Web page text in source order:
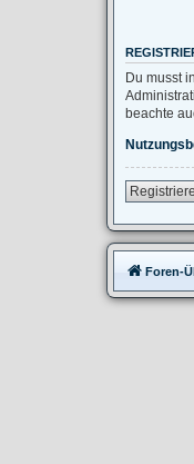
Du musst
beachte
Foren-